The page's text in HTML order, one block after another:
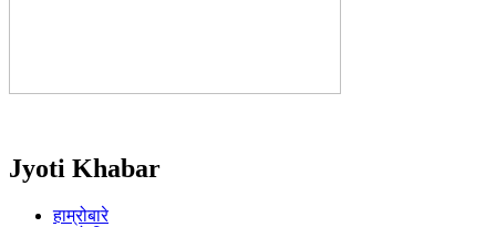
Jyoti Khabar
हाम्रोबारे